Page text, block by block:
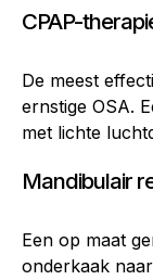
CPAP-
De meest
ernstige OSA.
met lichte
Mandibulair
Een op maat
onderkaak